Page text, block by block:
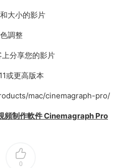
大小的影片
調整
分享您的影片
或更高版本
mac/cinemagraph-pro/
頻制作軟件 Cinemagraph Pro
0